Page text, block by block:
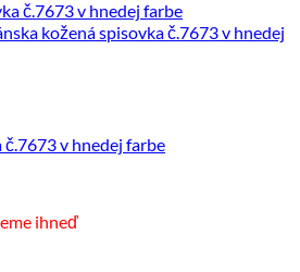
č.7673 v hnedej farbe
ihneď